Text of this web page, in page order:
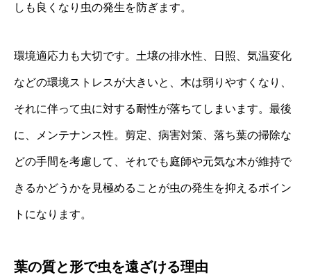
しも良くなり虫の発生を防ぎます。
環境適応力も大切です。土壌の排水性、日照、気温変化
などの環境ストレスが大きいと、木は弱りやすくなり、
それに伴って虫に対する耐性が落ちてしまいます。最後
に、メンテナンス性。剪定、病害対策、落ち葉の掃除な
どの手間を考慮して、それでも庭師や元気な木が維持で
きるかどうかを見極めることが虫の発生を抑えるポイン
トになります。
葉の質と形で虫を遠ざける理由